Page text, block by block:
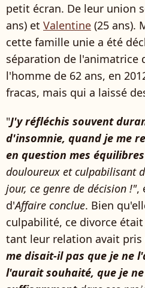
petit écran. De leur union
ans) et Valentine (25 ans).
cette famille unie a été
séparation de l'animatrice
l'homme de 62 ans, en
fracas, mais qui a laissé
"J'y réfléchis souvent
d'insomnie, quand je me
en question mes
douloureux et culpabilisant
jour, ce genre de décision !",
d'Affaire conclue. Bien
culpabilité, ce divorce
tant leur relation avait
me disait-il pas que je ne
l'aurait souhaité, que je